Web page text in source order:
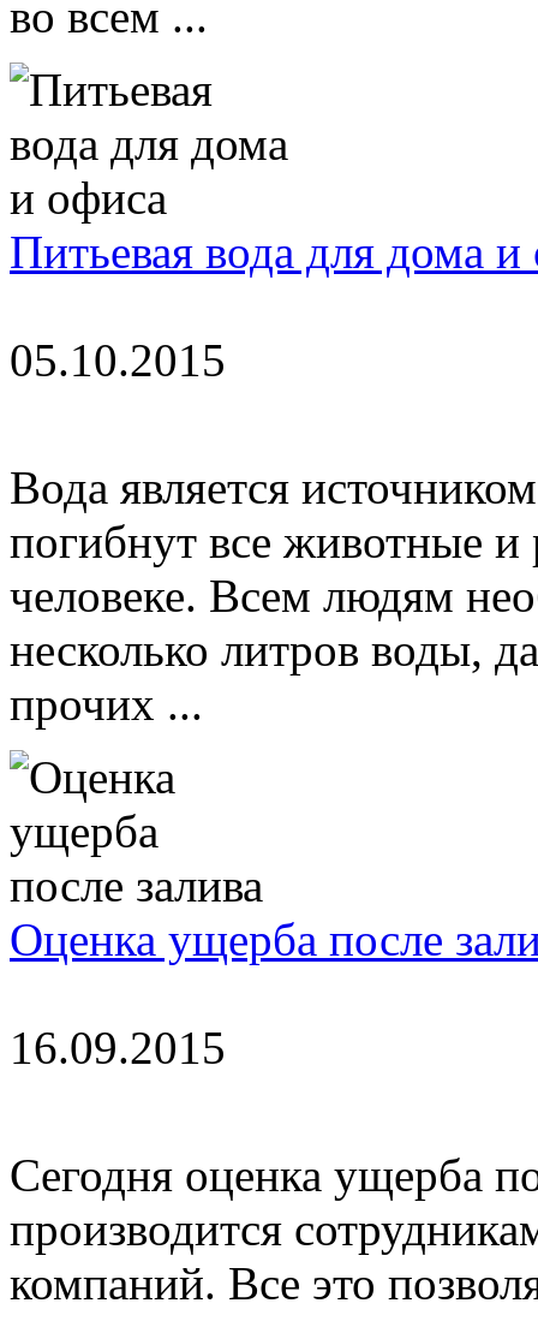
во всем ...
Питьевая вода для дома и
05.10.2015
Вода является
погибнут все животные и
человеке. Всем людям
несколько литров воды,
прочих ...
Оценка ущерба после
16.09.2015
Сегодня оценка ущерба
производится
компаний. Все это